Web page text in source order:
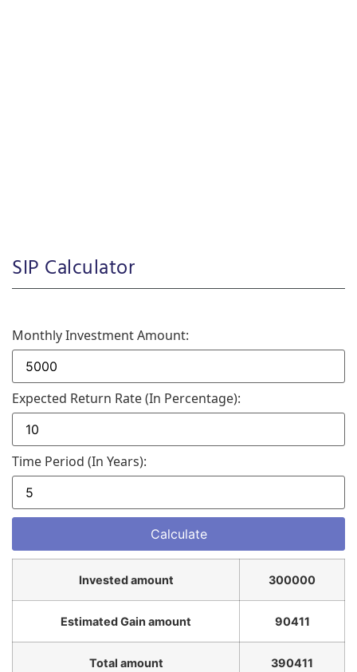
SIP Calculator
Monthly Investment Amount:
Expected Return Rate (in Percentage):
Time Period (in Years):
Invested amount 300000
Estimated Gain amount 90411
Total amount 390411